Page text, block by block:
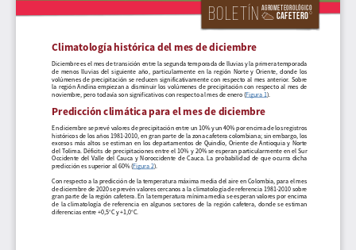
Boletín Agrometeorológico
Cafetero
Climatología histórica del mes de diciembre
Diciembre es el mes de transición entre la segunda temporada de lluvias y la primera temporada
de  menos  lluvias  del  siguiente  año,  particularmente  en  la  región  Norte  y  Oriente,  donde  los
volúmenes  de  precipitación  se  reducen  significativamente  con  respecto  al  mes  anterior.  Sobre
la  región  Andina  empiezan  a  disminuir  los  volúmenes  de  precipitación  con  respecto  al  mes  de
noviembre, pero todavía son significativos con respecto al mes de enero (Figura 1).
Predicción climática para el mes de diciembre
En diciembre se prevé valores de precipitación entre un 10% y un 40% por encima de los registros
históricos de los años 1981-2010, en gran parte de la zona cafetera colombiana; sin embargo, los
excesos  más  altos  se  estiman  en  los  departamentos  de  Quindío,  Oriente  de  Antioquia  y  Norte
del Tolima. Déficits de precipitaciones entre el 10% y 20% se esperan particularmente en el Sur
Occidente  del  Valle  del  Cauca  y  Noroccidente  de  Cauca.  La  probabilidad  de  que  ocurra  dicha
predicción es superior al 60% (Figura 2).
Con respecto a la predicción de la temperatura máxima media del aire en Colombia, para el mes
de diciembre de 2020 se prevén valores cercanos a la climatología de referencia 1981-2010 sobre
gran parte de la región cafetera. En la temperatura mínima media se esperan valores por encima
de  la  climatología  de  referencia  en  algunos  sectores  de  la  región  cafetera,  donde  se  estiman
diferencias entre +0,5°C y +1,0°C.